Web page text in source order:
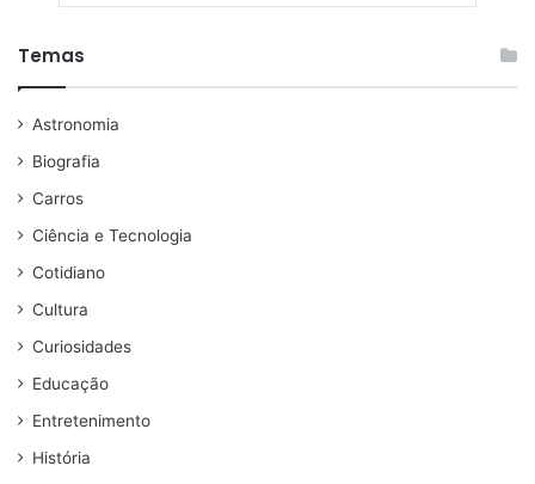
Temas
Astronomia
Biografia
Carros
Ciência e Tecnologia
Cotidiano
Cultura
Curiosidades
Educação
Entretenimento
História